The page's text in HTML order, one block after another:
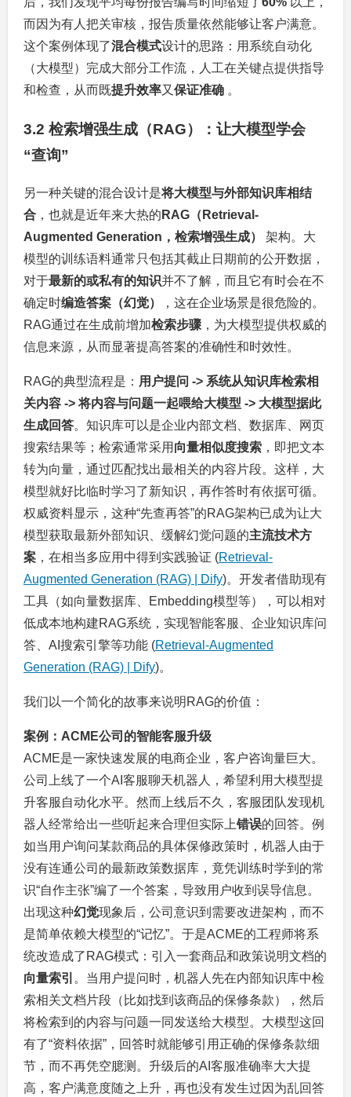
而因为有人把关审核，报告质量依然能够让客户满意。
这个案例体现了混合模式设计的思路：用系统自动化
（大模型）完成大部分工作流，人工在关键点提供指导
和检查，从而既提升效率又 保证准确 。
3.2 检索增强生成（RAG）：让大模型学会
“查询”
另一种关键的混合设计是将大模型与外部知识库相结
合 ，也就是近年来大热的 RAG（Retrieval-
Augmented Generation，检索增强生成）
架构。大
模型的训练语料通常只包括其截止日期前的公开数据，
对于最新的或私有的知识并不了解，而且它有时会在不
确定时编造答案（幻觉）
，这在企业场景是很危险的。
RAG通过在生成前增加检索步骤 ，为大模型提供权威的
信息来源，从而显著提高答案的准确性和时效性。
RAG的典型流程是： 用户提问 -> 系统从知识库检索相
关内容 -> 将内容与问题一起喂给大模型 -> 大模型据此
生成回答。知识库可以是企业内部文档、数据库、网页
搜索结果等；检索通常采用 向量相似度搜索 ，即把文本
转为向量，通过匹配找出最相关的内容片段。这样，大
模型就好比临时学习了新知识，再作答时有依据可循。
权威资料显示，这种“先查再答”的RAG架构已成为让大
模型获取最新外部知识、缓解幻觉问题的主流技术方
案 ，在相当多应用中得到实践验证 (Retrieval-
Augmented Generation (RAG) | Dify)。开发者借助现有
工具（如向量数据库、Embedding模型等），可以相对
低成本地构建RAG系统，实现智能客服、企业知识库问
答、AI搜索引擎等功能 (Retrieval-Augmented
Generation (RAG) | Dify)。
我们以一个简化的故事来说明RAG的价值：
案例：ACME公司的智能客服升级
ACME是一家快速发展的电商企业，客户咨询量巨大。
公司上线了一个AI客服聊天机器人，希望利用大模型提
升客服自动化水平。然而上线后不久，客服团队发现机
器人经常给出一些听起来合理但实际上错误的回答。例
如当用户询问某款商品的具体保修政策时，机器人由于
没有连通公司的最新政策数据库，竟凭训练时学到的常
识“自作主张”编了一个答案，导致用户收到误导信息。
出现这种幻觉现象后，公司意识到需要改进架构，而不
是简单依赖大模型的“记忆”。于是ACME的工程师将系
统改造成了RAG模式：引入一套商品和政策说明文档的
向量索引 。当用户提问时，机器人先在内部知识库中检
索相关文档片段（比如找到该商品的保修条款），然后
将检索到的内容与问题一同发送给大模型。大模型这回
有了“资料依据”，回答时就能够引用正确的保修条款细
节，而不再凭空臆测。升级后的AI客服准确率大大提
高，客户满意度随之上升，再也没有发生过因为乱回答